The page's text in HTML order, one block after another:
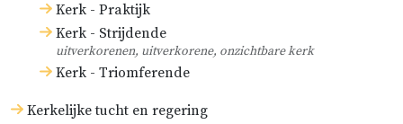
Kerk - Praktijk
Kerk - Strijdende
uitverkorenen, uitverkorene, onzichtbare kerk
Kerk - Triomferende
Kerkelijke tucht en regering